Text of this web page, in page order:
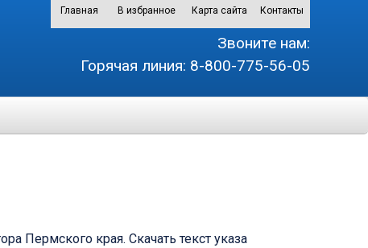
Главная В избранное Карта сайта Контакты
Звоните нам:
Горячая линия: 8-800-775-56-05
Пермского края. Скачать текст указа